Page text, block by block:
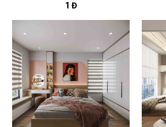
1 Đ